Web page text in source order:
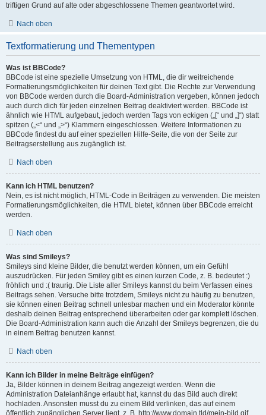
triftigen Grund auf alte oder abgeschlossene Themen geantwortet wird.
Nach oben
Textformatierung und Thementypen
Was ist BBCode?
BBCode ist eine spezielle Umsetzung von HTML, die dir weitreichende
Formatierungsmöglichkeiten für deinen Text gibt. Die Rechte zur Verwendung
von BBCode werden durch die Board-Administration vergeben, können jedoch
auch durch dich für jeden einzelnen Beitrag deaktiviert werden. BBCode ist
ähnlich wie HTML aufgebaut, jedoch werden Tags von eckigen („[“ und „]“) statt
spitzen („<“ und „>“) Klammern eingeschlossen. Weitere Informationen zu
BBCode findest du auf einer speziellen Hilfe-Seite, die von der Seite zur
Beitragserstellung aus zugänglich ist.
Nach oben
Kann ich HTML benutzen?
Nein, es ist nicht möglich, HTML-Code in Beiträgen zu verwenden. Die meisten
Formatierungsmöglichkeiten, die HTML bietet, können über BBCode erreicht
werden.
Nach oben
Was sind Smileys?
Smileys sind kleine Bilder, die benutzt werden können, um ein Gefühl
auszudrücken. Für jeden Smiley gibt es einen kurzen Code, z. B. bedeutet :)
fröhlich und :( traurig. Die Liste aller Smileys kannst du beim Verfassen eines
Beitrags sehen. Versuche bitte trotzdem, Smileys nicht zu häufig zu benutzen,
sie können einen Beitrag schnell unlesbar machen und ein Moderator könnte
deshalb deinen Beitrag entsprechend überarbeiten oder gar komplett löschen.
Die Board-Administration kann auch die Anzahl der Smileys begrenzen, die du
in einem Beitrag benutzen kannst.
Nach oben
Kann ich Bilder in meine Beiträge einfügen?
Ja, Bilder können in deinem Beitrag angezeigt werden. Wenn die
Administration Dateianhänge erlaubt hat, kannst du das Bild auch direkt
hochladen. Ansonsten musst du zu einem Bild verlinken, das auf einem
öffentlich zugänglichen Server liegt, z. B. http://www.domain.tld/mein-bild.gif.